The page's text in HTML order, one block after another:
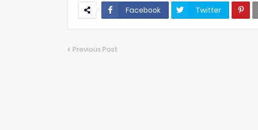
Facebook Twitter
Previous Post